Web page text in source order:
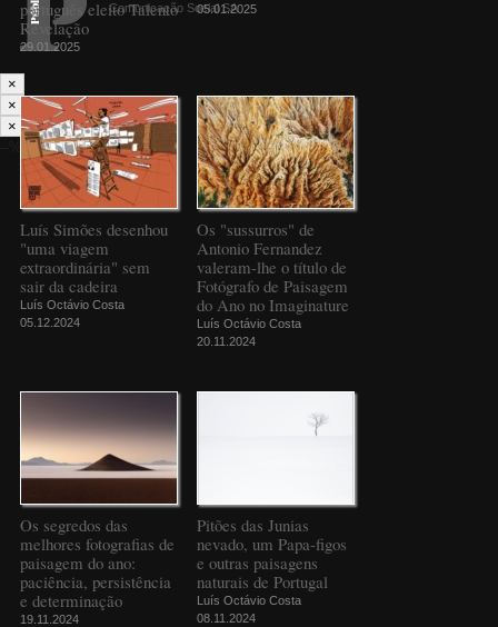
português eleito Talento
Revelação
29.01.2025
05.01.2025
Luís Simões desenhou
"uma viagem
extraordinária" sem
sair da cadeira
Luís Octávio Costa
05.12.2024
Os "sussurros" de
Antonio Fernandez
valeram-lhe o título de
Fotógrafo de Paisagem
do Ano no Imaginature
Luís Octávio Costa
20.11.2024
Os segredos das
melhores fotografias de
paisagem do ano:
paciência, persistência
e determinação
19.11.2024
Pitões das Junias
nevado, um Papa-figos
e outras paisagens
naturais de Portugal
Luís Octávio Costa
08.11.2024
Comunicação Social SA
×
×
×
--%>